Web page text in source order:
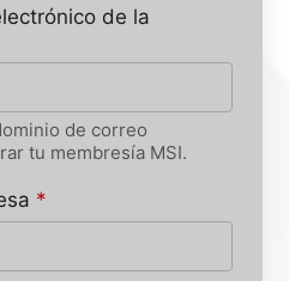
de la
de correo
tu membresía MSI.
*